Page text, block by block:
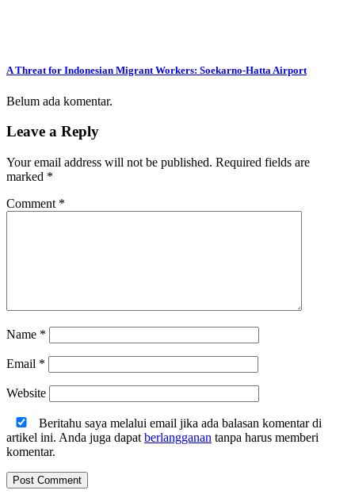
A Threat for Indonesian Migrant Workers: Soekarno-Hatta Airport
Belum ada komentar.
Leave a Reply
Your email address will not be published. Required fields are
marked *
Comment *
Name *
Email *
Website
Beritahu saya melalui email jika ada balasan komentar di
artikel ini. Anda juga dapat berlangganan tanpa harus memberi
komentar.